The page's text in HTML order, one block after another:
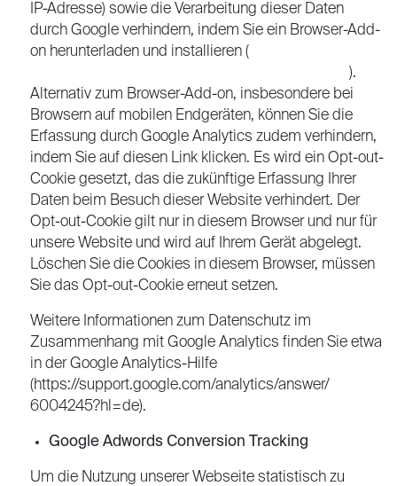
IP-Adresse) sowie die Verarbeitung dieser Daten
durch Google verhindern, indem Sie ein Browser-Add-
on herunterladen und installieren (
).
Alternativ zum Browser-Add-on, insbesondere bei
Browsern auf mobilen Endgeräten, können Sie die
Erfassung durch Google Analytics zudem verhindern,
indem Sie auf diesen Link klicken. Es wird ein Opt-out-
Cookie gesetzt, das die zukünftige Erfassung Ihrer
Daten beim Besuch dieser Website verhindert. Der
Opt-out-Cookie gilt nur in diesem Browser und nur für
unsere Website und wird auf Ihrem Gerät abgelegt.
Löschen Sie die Cookies in diesem Browser, müssen
Sie das Opt-out-Cookie erneut setzen.
Weitere Informationen zum Datenschutz im
Zusammenhang mit Google Analytics finden Sie etwa
in der Google Analytics-Hilfe
(https://support.google.com/analytics/answer/
6004245?hl=de).
Google Adwords Conversion Tracking
Um die Nutzung unserer Webseite statistisch zu